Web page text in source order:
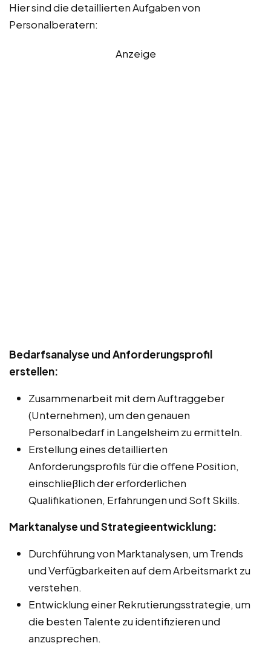
Hier sind die detaillierten Aufgaben von
Personalberatern:
Anzeige
Bedarfsanalyse und Anforderungsprofil
erstellen:
Zusammenarbeit mit dem Auftraggeber
(Unternehmen), um den genauen
Personalbedarf in Langelsheim zu ermitteln.
Erstellung eines detaillierten
Anforderungsprofils für die offene Position,
einschließlich der erforderlichen
Qualifikationen, Erfahrungen und Soft Skills.
Marktanalyse und Strategieentwicklung:
Durchführung von Marktanalysen, um Trends
und Verfügbarkeiten auf dem Arbeitsmarkt zu
verstehen.
Entwicklung einer Rekrutierungsstrategie, um
die besten Talente zu identifizieren und
anzusprechen.